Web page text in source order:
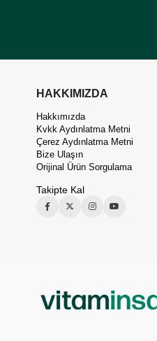
HAKKIMIZDA
Hakkımızda
Kvkk Aydınlatma Metni
Çerez Aydınlatma Metni
Bize Ulaşın
Orijinal Ürün Sorgulama
Takipte Kal